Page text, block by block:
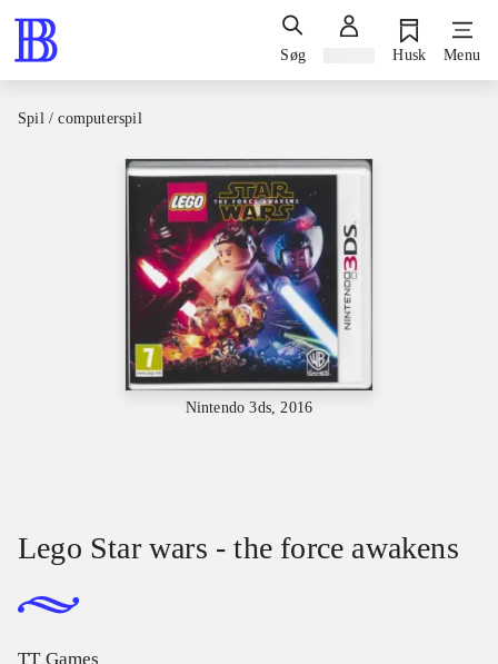
Søg Husk Menu
Spil / computerspil
Nintendo 3ds, 2016
Lego Star wars - the force awakens
TT Games